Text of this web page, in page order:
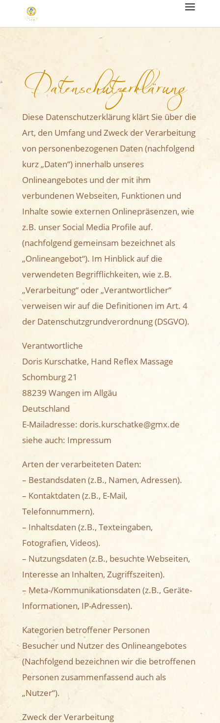
Datenschutzerklärung
Diese Datenschutzerklärung klärt Sie über die
Art, den Umfang und Zweck der Verarbeitung
von personenbezogenen Daten (nachfolgend
kurz „Daten“) innerhalb unseres
Onlineangebotes und der mit ihm
verbundenen Webseiten, Funktionen und
Inhalte sowie externen Onlinepräsenzen, wie
z.B. unser Social Media Profile auf.
(nachfolgend gemeinsam bezeichnet als
„Onlineangebot“). Im Hinblick auf die
verwendeten Begrifflichkeiten, wie z.B.
„Verarbeitung“ oder „Verantwortlicher“
verweisen wir auf die Definitionen im Art. 4
der Datenschutzgrundverordnung (DSGVO).
Verantwortliche
Doris Kurschatke, Hand Reflex Massage
Schomburg 21
88239 Wangen im Allgäu
Deutschland
E-Mailadresse: doris.kurschatke@gmx.de
siehe auch: Impressum
Arten der verarbeiteten Daten:
– Bestandsdaten (z.B., Namen, Adressen).
– Kontaktdaten (z.B., E-Mail,
Telefonnummern).
– Inhaltsdaten (z.B., Texteingaben,
Fotografien, Videos).
– Nutzungsdaten (z.B., besuchte Webseiten,
Interesse an Inhalten, Zugriffszeiten).
– Meta-/Kommunikationsdaten (z.B., Geräte-
Informationen, IP-Adressen).
Kategorien betroffener Personen
Besucher und Nutzer des Onlineangebotes
(Nachfolgend bezeichnen wir die betroffenen
Personen zusammenfassend auch als
„Nutzer“).
Zweck der Verarbeitung